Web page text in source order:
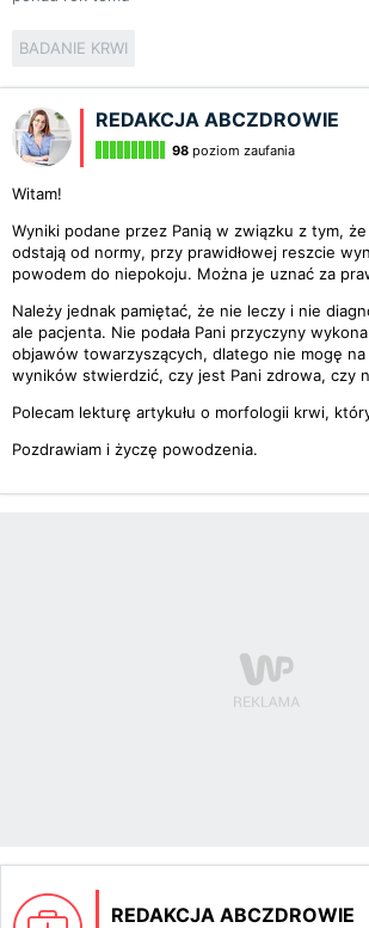
BADANIE KRWI
REDAKCJA ABCZDROWIE
98 poziom zaufania
Witam!
Wyniki podane przez Panią w związku z tym,
odstają od normy, przy prawidłowej reszcie
powodem do niepokoju. Można je uznać za
Należy jednak pamiętać, że nie leczy i nie
ale pacjenta. Nie podała Pani przyczyny
objawów towarzyszących, dlatego nie mogę
wyników stwierdzić, czy jest Pani zdrowa, czy
Polecam lekturę artykułu o morfologii krwi,
Pozdrawiam i życzę powodzenia.
REDAKCJA ABCZDROWIE